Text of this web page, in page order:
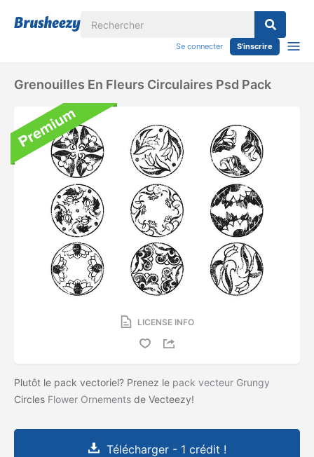
Se connecter S'inscrire
Grenouilles En Fleurs Circulaires Psd Pack
LICENSE INFO
Plutôt le pack vectoriel? Prenez le pack vecteur Grungy
Circles Flower Ornements de Vecteezy!
Télécharger - 1 crédit !